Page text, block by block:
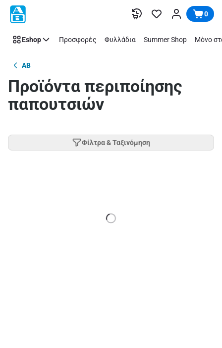
Παράλειψη 0
Eshop Προσφορές Φυλλάδια Summer Shop Μόνο
AB
Προϊόντα περιποίησης
παπουτσιών
Φίλτρα & Ταξινόμηση